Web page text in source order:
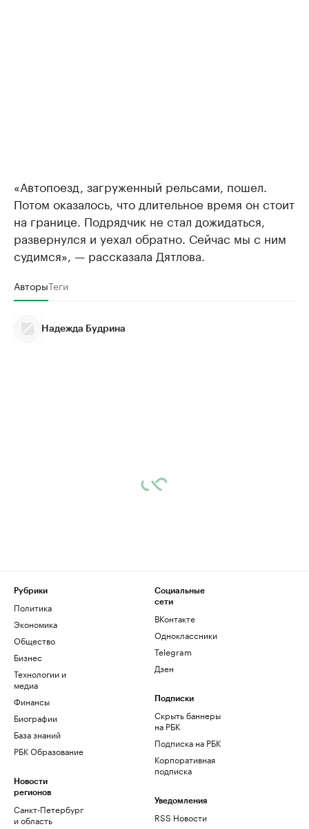
«Автопоезд, загруженный рельсами, пошел.
Потом оказалось, что длительное время он стоит
на границе. Подрядчик не стал дожидаться,
развернулся и уехал обратно. Сейчас мы с ним
судимся», — рассказала Дятлова.
АвторыТеги
Надежда Будрина
Рубрики
Политика
Экономика
Общество
Бизнес
Технологии и
медиа
Финансы
Биографии
База знаний
РБК Образование
Новости
регионов
Санкт-Петербург
и область
Социальные
сети
ВКонтакте
Одноклассники
Telegram
Дзен
Подписки
Скрыть баннеры
на РБК
Подписка на РБК
Корпоративная
подписка
Уведомления
RSS Новости